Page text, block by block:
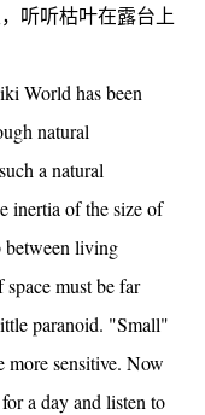
听听枯叶在露台上
World has been
natural
a natural
inertia of the size of
between living
must be far
paranoid. "Small"
more sensitive. Now
a day and listen to